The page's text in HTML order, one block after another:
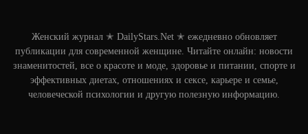
Женский журнал ✭ DailyStars.Net ✭ ежедневно обновляет
публикации для современной женщине. Читайте онлайн: новости
знаменитостей, все о красоте и моде, здоровье и питании, спорте и
эффективных диетах, отношениях и сексе, карьере и семье,
человеческой психологии и другую полезную информацию.